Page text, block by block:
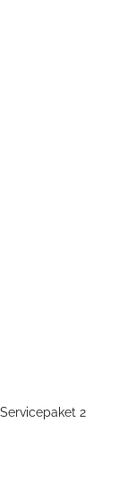
Servicepaket 2